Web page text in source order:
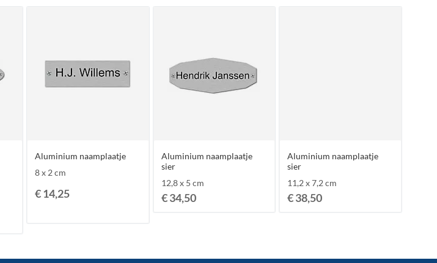
Aluminium naamplaatje
8 x 2 cm
€ 14,25
Aluminium naamplaatje
sier
12,8 x 5 cm
€ 34,50
Aluminium naamplaatje
sier
11,2 x 7,2 cm
€ 38,50